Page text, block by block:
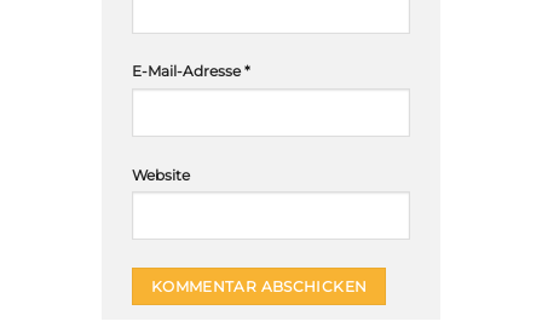
E-Mail-Adresse*
Website